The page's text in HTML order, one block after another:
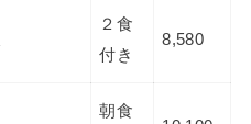
２食
付き
8,580
朝食